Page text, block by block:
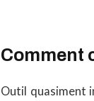
Comment
Outil quasiment